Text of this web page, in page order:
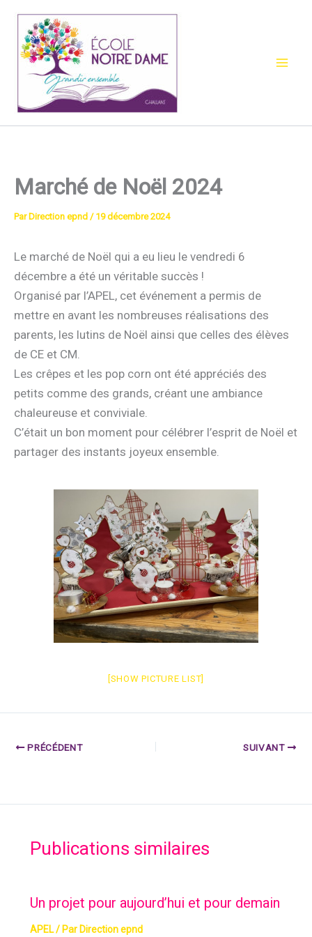
contenu
Marché de Noël 2024
Par Direction epnd / 19 décembre 2024
Le marché de Noël qui a eu lieu le vendredi 6
décembre a été un véritable succès !
Organisé par l’APEL, cet événement a permis de
mettre en avant les nombreuses réalisations des
parents, les lutins de Noël ainsi que celles des élèves
de CE et CM.
Les crêpes et les pop corn ont été appréciés des
petits comme des grands, créant une ambiance
chaleureuse et conviviale.
C’était un bon moment pour célébrer l’esprit de Noël et
partager des instants joyeux ensemble.
[SHOW PICTURE LIST]
PRÉCÉDENT SUIVANT
Publications similaires
Un projet pour aujourd’hui et pour demain
APEL/ Par Direction epnd